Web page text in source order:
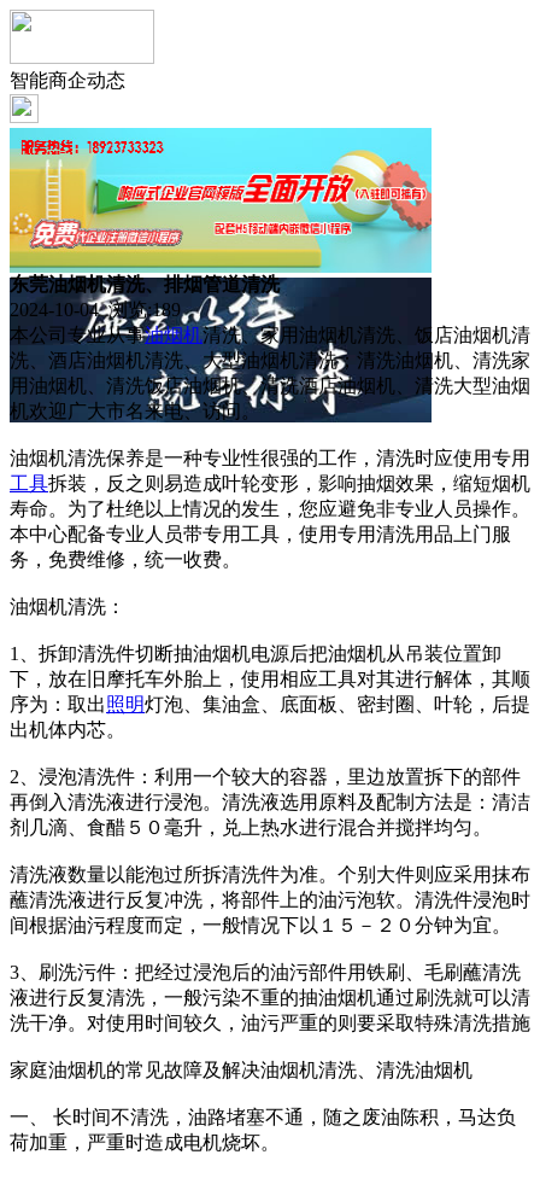
智能商企动态
东莞油烟机清洗、排烟管道清洗
2024-10-04 浏览:189
本公司专业从事油烟机清洗、家用油烟机清洗、饭店油烟机清
洗、酒店油烟机清洗、大型油烟机清洗；清洗油烟机、清洗家
用油烟机、清洗饭店油烟机、清洗酒店油烟机、清洗大型油烟
机欢迎广大市名来电、访问。
油烟机清洗保养是一种专业性很强的工作，清洗时应使用专用
工具拆装，反之则易造成叶轮变形，影响抽烟效果，缩短烟机
寿命。为了杜绝以上情况的发生，您应避免非专业人员操作。
本中心配备专业人员带专用工具，使用专用清洗用品上门服
务，免费维修，统一收费。
油烟机清洗：
1、拆卸清洗件切断抽油烟机电源后把油烟机从吊装位置卸
下，放在旧摩托车外胎上，使用相应工具对其进行解体，其顺
序为：取出照明灯泡、集油盒、底面板、密封圈、叶轮，后提
出机体内芯。
2、浸泡清洗件：利用一个较大的容器，里边放置拆下的部件
再倒入清洗液进行浸泡。清洗液选用原料及配制方法是：清洁
剂几滴、食醋５０毫升，兑上热水进行混合并搅拌均匀。
清洗液数量以能泡过所拆清洗件为准。个别大件则应采用抹布
蘸清洗液进行反复冲洗，将部件上的油污泡软。清洗件浸泡时
间根据油污程度而定，一般情况下以１５－２０分钟为宜。
3、刷洗污件：把经过浸泡后的油污部件用铁刷、毛刷蘸清洗
液进行反复清洗，一般污染不重的抽油烟机通过刷洗就可以清
洗干净。对使用时间较久，油污严重的则要采取特殊清洗措施
家庭油烟机的常见故障及解决油烟机清洗、清洗油烟机
一、 长时间不清洗，油路堵塞不通，随之废油陈积，马达负
荷加重，严重时造成电机烧坏。